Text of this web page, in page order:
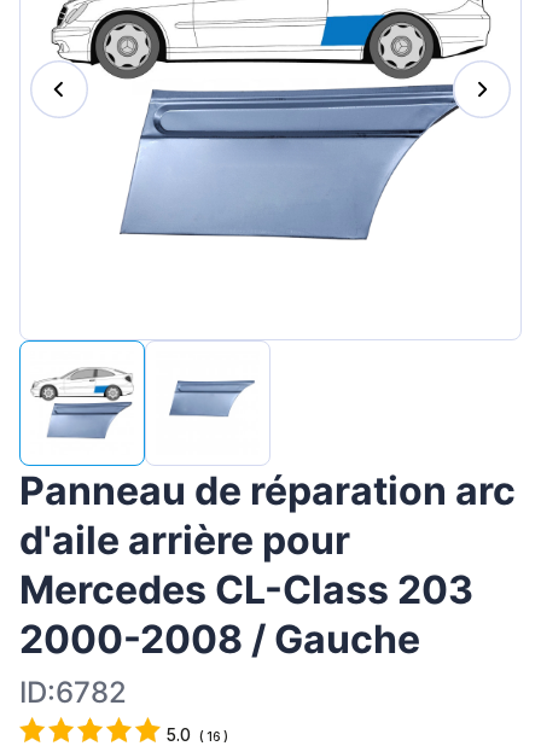
Lietuvių
Hrvatski
Português
Panneau de réparation arc
d'aile arrière pour
Mercedes CL-Class 203
2000-2008 / Gauche
ID:6782
5.0 (16 )